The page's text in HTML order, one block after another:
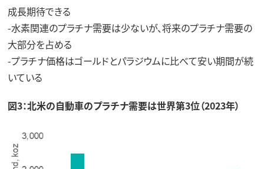
成長期待できる
-水素関連のプラチナ需要は少ないが、将来のプラチナ需要の
大部分を占める
-プラチナ価格はゴールドとパラジウムに比べて安い期間が続
いている
図3：北米の自動車のプラチナ需要は世界第3位（2023年）